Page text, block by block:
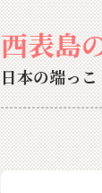
西表島
日本の端っ